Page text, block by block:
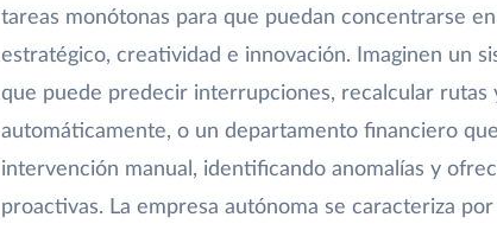
tareas monótonas para que puedan concentrarse
estratégico, creatividad e innovación. Imaginen un
que puede predecir interrupciones, recalcular rutas
automáticamente, o un departamento financiero
intervención manual, identificando anomalías y
proactivas. La empresa autónoma se caracteriza